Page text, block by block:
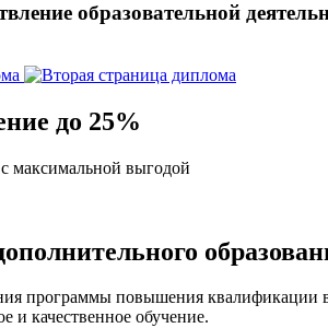
образовательной
до 25%
максимальной выгодой
программы повышения квалификации
и качественное обучение.